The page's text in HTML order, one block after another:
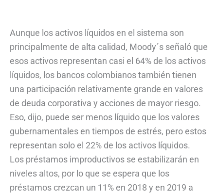
Aunque los activos líquidos en el sistema son
principalmente de alta calidad, Moody´s señaló que
esos activos representan casi el 64% de los activos
líquidos, los bancos colombianos también tienen
una participación relativamente grande en valores
de deuda corporativa y acciones de mayor riesgo.
Eso, dijo, puede ser menos líquido que los valores
gubernamentales en tiempos de estrés, pero estos
representan solo el 22% de los activos líquidos.
Los préstamos improductivos se estabilizarán en
niveles altos, por lo que se espera que los
préstamos crezcan un 11% en 2018 y en 2019 a